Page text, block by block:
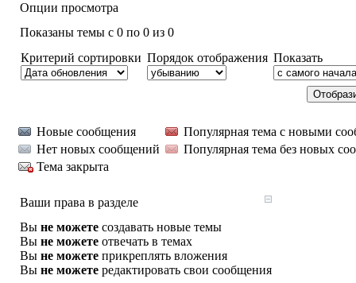
Опции просмотра
Показаны темы с 0 по 0 из 0
Критерий сортировки Порядок отображения Показать
Новые сообщения
Популярная тема с новыми
Нет новых сообщений
Популярная тема без новых
Тема закрыта
Ваши права в разделе
Вы не можете создавать новые темы
Вы не можете отвечать в темах
Вы не можете прикреплять вложения
Вы не можете редактировать свои сообщения